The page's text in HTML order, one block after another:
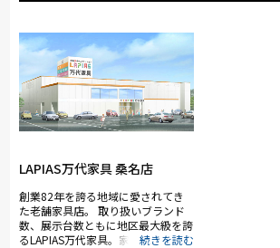
LAPIAS万代家具 桑名店
創業82年を誇る地域に愛されてき
た老舗家具店。 取り扱いブランド
数、展示台数ともに地区最大級を誇
るLAPIAS万代家具。家具という永